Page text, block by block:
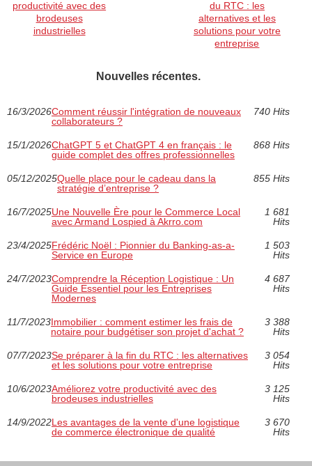
productivité avec des
brodeuses
industrielles
du RTC : les
alternatives et les
solutions pour votre
entreprise
Nouvelles récentes.
16/3/2026Comment réussir l'intégration de nouveaux
collaborateurs ?
740 Hits
15/1/2026ChatGPT 5 et ChatGPT 4 en français : le
guide complet des offres professionnelles
868 Hits
05/12/2025Quelle place pour le cadeau dans la
stratégie d’entreprise ?
855 Hits
16/7/2025Une Nouvelle Ère pour le Commerce Local
avec Armand Lospied à Akrro.com
1 681
Hits
23/4/2025Frédéric Noël : Pionnier du Banking-as-a-
Service en Europe
1 503
Hits
24/7/2023Comprendre la Réception Logistique : Un
Guide Essentiel pour les Entreprises
Modernes
4 687
Hits
11/7/2023Immobilier : comment estimer les frais de
notaire pour budgétiser son projet d'achat ?
3 388
Hits
07/7/2023Se préparer à la fin du RTC : les alternatives
et les solutions pour votre entreprise
3 054
Hits
10/6/2023Améliorez votre productivité avec des
brodeuses industrielles
3 125
Hits
14/9/2022Les avantages de la vente d'une logistique
de commerce électronique de qualité
3 670
Hits